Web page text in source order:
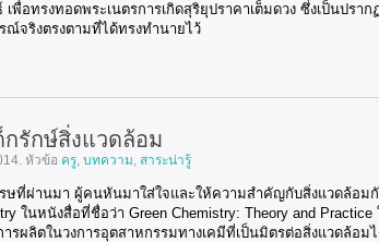
พื่อทรงทอดพระเนตรการเกิดสุริยุปราคาเต็มดวง ซึ่งเป็นปร
ณ์จริงตรงตามที่ได้ทรงทำนายไว้
กรักษ์สิ่งแวดล้อม
. หัวข้อ ครู, บทความ, สาระน่ารู้
ษที่ผ่านมา ผู้คนหันมาใส่ใจและให้ความสำคัญกับสิ่งแวดล้อ
ในหนังสื่อที่ชื่อว่า Green Chemistry: Theory and
รผลิตในวงการอุตสาหกรรมทางเคมีที่เป็นมิตรต่อสิ่งแวดล้อม